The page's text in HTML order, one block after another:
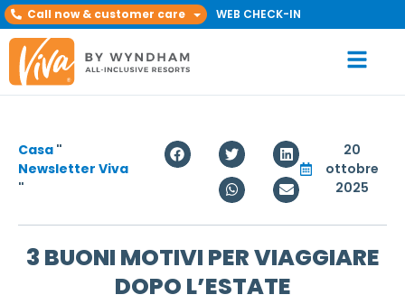
Call now & customer care WEB CHECK-IN
Casa "
Newsletter Viva
"
20
ottobre
2025
3 BUONI MOTIVI PER VIAGGIARE
DOPO L’ESTATE